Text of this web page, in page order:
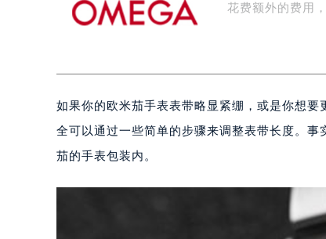
花费额外的费用
如果你的欧米茄手表表带略显紧绷，或是你想
全可以通过一些简单的步骤来调整表带长度。
茄的手表包装内。